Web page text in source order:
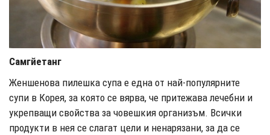
Самгйетанг
Женшенова пилешка супа е една от най-популярните
супи в Корея, за която се вярва, че притежава лечебни и
укрепващи свойства за човешкия организъм. Всички
продукти в нея се слагат цели и ненарязани, за да се